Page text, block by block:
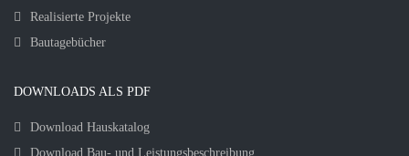
Realisierte Projekte
Bautagebücher
DOWNLOADS ALS PDF
Download Hauskatalog
Download Bau- und Leistungsbeschreibung